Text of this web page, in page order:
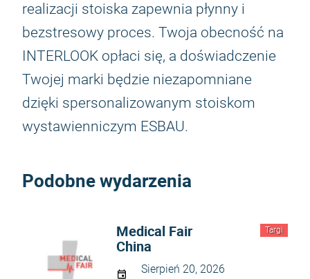
realizacji stoiska zapewnia płynny i
bezstresowy proces. Twoja obecność na
INTERLOOK opłaci się, a doświadczenie
Twojej marki będzie niezapomniane
dzięki spersonalizowanym stoiskom
wystawienniczym ESBAU.
Podobne wydarzenia
Targi
Medical Fair
China
Sierpień 20, 2026